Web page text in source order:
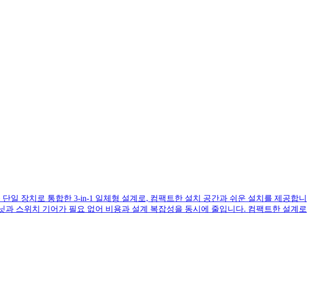
장치로 통합한 3-in-1 일체형 설계로, 컴팩트한 설치 공간과 쉬운 설치를 제공합니
스위치 기어가 필요 없어 비용과 설계 복잡성을 동시에 줄입니다. 컴팩트한 설계로